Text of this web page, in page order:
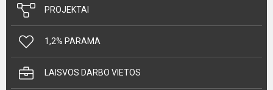
PROJEKTAI
1,2% PARAMA
LAISVOS DARBO VIETOS